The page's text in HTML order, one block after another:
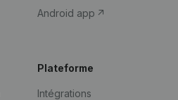
Android app
Plateforme
Intégrations